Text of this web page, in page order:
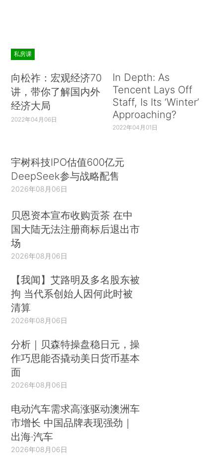
私房课
向松祚：宏观经济70
讲，带你了解国内外
经济大局
2022年04月06日
In Depth: As
Tencent Lays Off
Staff, Is Its ‘Winter’
Approaching?
2022年04月01日
宇树科技IPO估值600亿元
DeepSeek参与战略配售
2026年08月06日
贝恩资本宣布收购贡茶 在中
国大陆无法注册商标后退出市
场
2026年08月06日
【我闻】艾路明及多名股东被
拘 当代系创始人因何此时被
清算
2026年08月06日
分析｜贝森特操盘稳日元，操
作巧思能否撬动美日货币基本
面
2026年08月06日
电动汽车需求高涨驱动澳洲车
市增长 中国品牌表现强劲｜
出海·汽车
2026年08月06日